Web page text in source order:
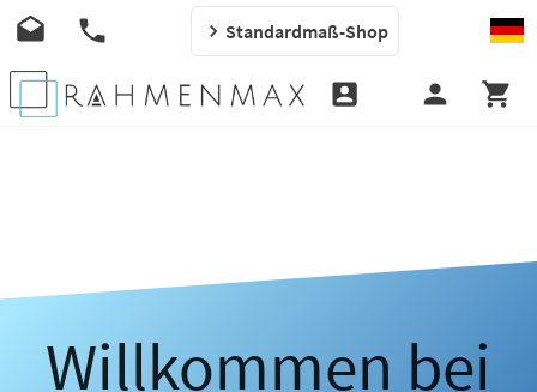
Standardmaß-Shop
Willkommen bei